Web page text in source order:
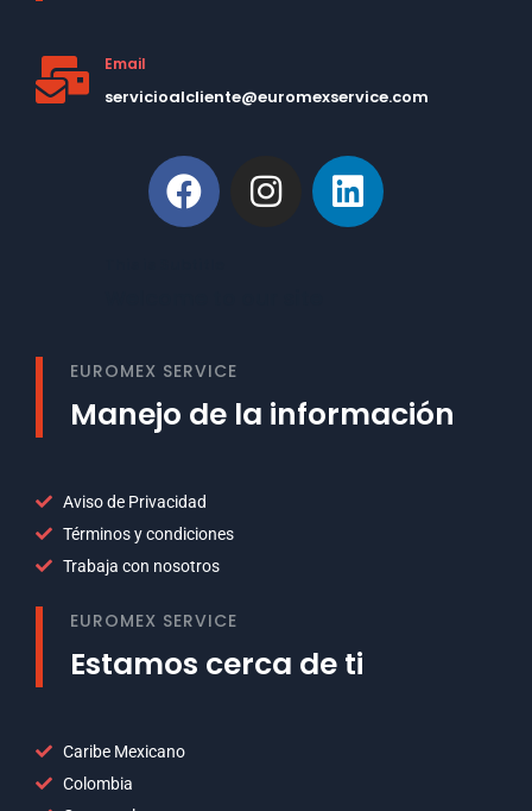
Email
servicioalcliente@euromexservice.com
EUROMEX SERVICE
Manejo de la información
Aviso de Privacidad
Términos y condiciones
Trabaja con nosotros
EUROMEX SERVICE
Estamos cerca de ti
Caribe Mexicano
Colombia